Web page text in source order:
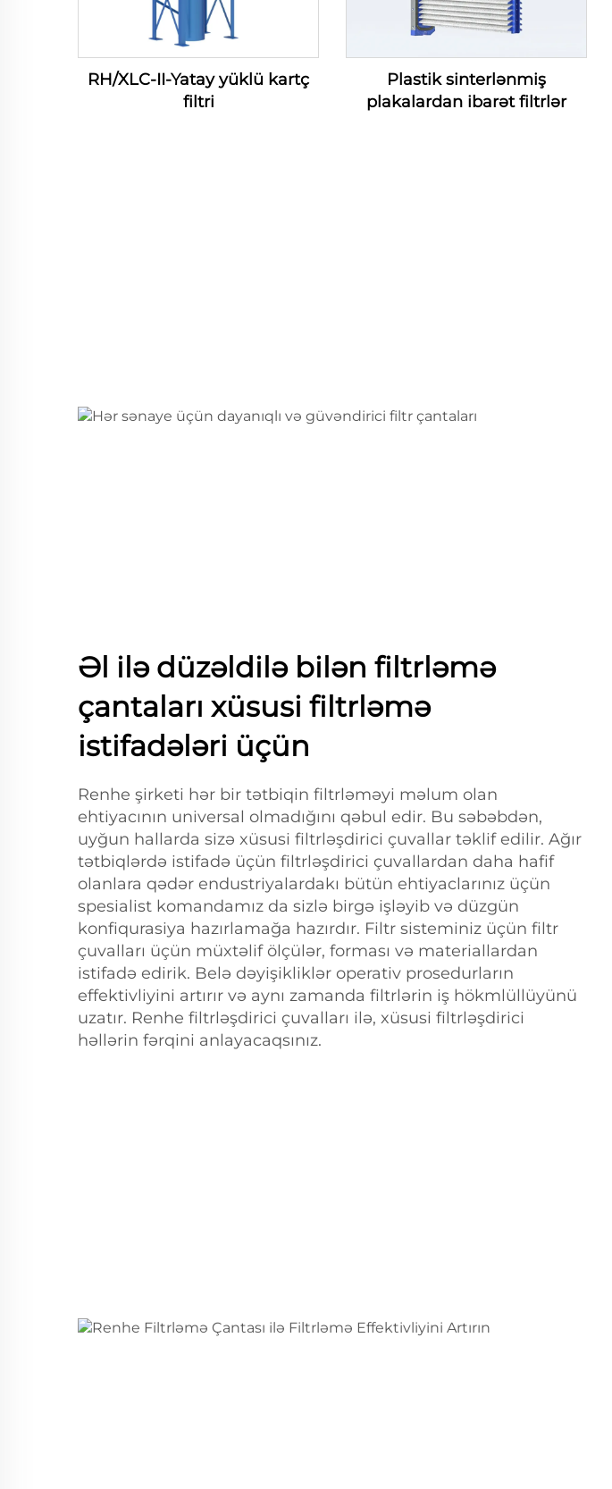
RH/XLC-II-Yatay yüklü kartç
filtri
Plastik sinterlənmiş
plakalardan ibarət filtrlər
Əl ilə düzəldilə bilən filtrləmə
çantaları xüsusi filtrləmə
istifadələri üçün
Renhe şirketi hər bir tətbiqin filtrləməyi məlum olan
ehtiyacının universal olmadığını qəbul edir. Bu səbəbdən,
uyğun hallarda sizə xüsusi filtrləşdirici çuvallar təklif edilir. Ağır
tətbiqlərdə istifadə üçün filtrləşdirici çuvallardan daha hafif
olanlara qədər endustriyalardakı bütün ehtiyaclarınız üçün
spesialist komandamız da sizlə birgə işləyib və düzgün
konfiqurasiya hazırlamağa hazırdır. Filtr sisteminiz üçün filtr
çuvalları üçün müxtəlif ölçülər, forması və materiallardan
istifadə edirik. Belə dəyişikliklər operativ prosedurların
effektivliyini artırır və aynı zamanda filtrlərin iş hökmlüllüyünü
uzatır. Renhe filtrləşdirici çuvalları ilə, xüsusi filtrləşdirici
həllərin fərqini anlayacaqsınız.